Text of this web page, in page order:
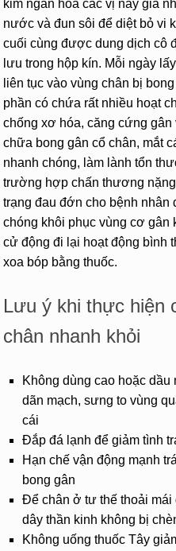
kim ngân hoa các vị này giã
nước và đun sôi để diệt bỏ vi
cuối cùng được dung dịch cô
lưu trong hộp kín. Mỗi ngày
liên tục vào vùng chân bị
phần có chứa rất nhiều hoạt
chống xơ hóa, căng cứng
chữa bong gân cổ chân, mắt
nhanh chóng, làm lành tổn
trường hợp chấn thương
trạng đau đớn cho bệnh nhân
chóng khôi phục vùng cơ gân
cử động đi lại hoạt động bình
xoa bóp bằng thuốc.
Lưu ý khi thực hiện
chân nhanh khỏi
Không dùng cao hoặc
dãn mạch, sưng to vùng
cái
Đắp đá lạnh để giảm tình
Hạn chế vận động mạnh
bong gân
Để chân ở tư thế thoải
dây thần kinh không bị
Không uống thuốc Tây